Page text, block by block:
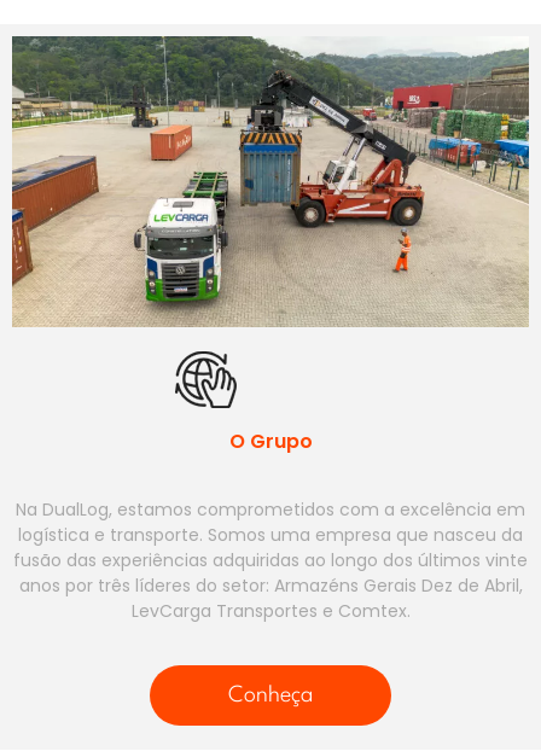
O Grupo
Na DualLog, estamos comprometidos com a excelência em
logística e transporte. Somos uma empresa que nasceu da
fusão das experiências adquiridas ao longo dos últimos vinte
anos por três líderes do setor: Armazéns Gerais Dez de Abril,
LevCarga Transportes e Comtex.
Conheça